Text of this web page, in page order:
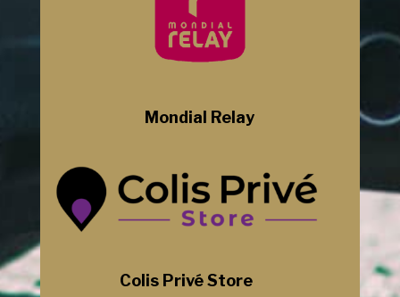
Mondial Relay
Colis Privé Store